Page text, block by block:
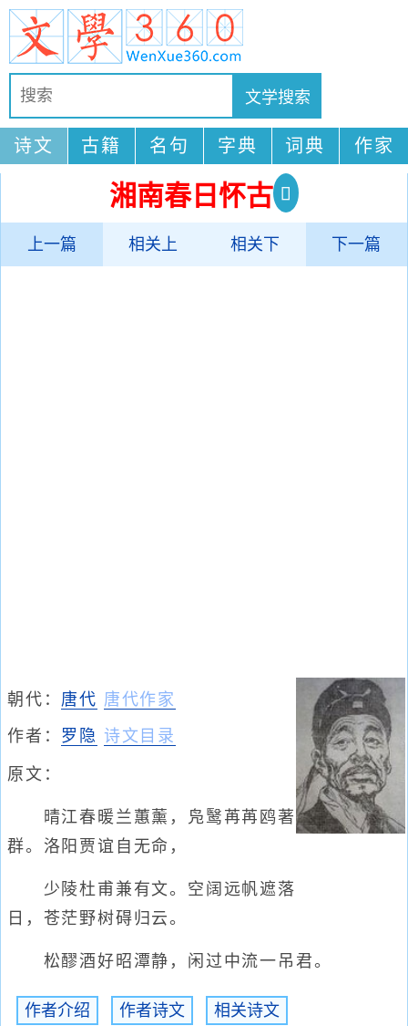
诗文 古籍 名句 字典 词典 作家
湘南春日怀古
上一篇 相关上 相关下 下一篇
朝代： 唐代 唐代作家
作者： 罗隐 诗文目录
原文：
晴江春暖兰蕙薰，凫鹥苒苒鸥著
群。洛阳贾谊自无命，
少陵杜甫兼有文。空阔远帆遮落
日，苍茫野树碍归云。
松醪酒好昭潭静，闲过中流一吊君。
作者介绍 作者诗文 相关诗文